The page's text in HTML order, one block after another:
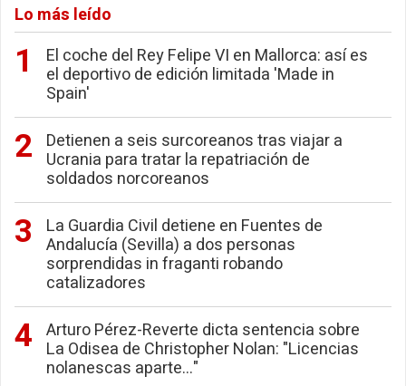
Lo más leído
El coche del Rey Felipe VI en Mallorca: así es
el deportivo de edición limitada 'Made in
Spain'
Detienen a seis surcoreanos tras viajar a
Ucrania para tratar la repatriación de
soldados norcoreanos
La Guardia Civil detiene en Fuentes de
Andalucía (Sevilla) a dos personas
sorprendidas in fraganti robando
catalizadores
Arturo Pérez-Reverte dicta sentencia sobre
La Odisea de Christopher Nolan: "Licencias
nolanescas aparte..."